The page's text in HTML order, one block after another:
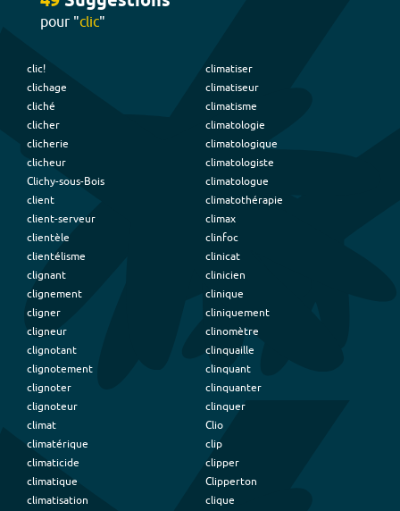
pour "clic"
clic!
clichage
cliché
clicher
clicherie
clicheur
Clichy-sous-Bois
client
client-serveur
clientèle
clientélisme
clignant
clignement
cligner
cligneur
clignotant
clignotement
clignoter
clignoteur
climat
climatérique
climaticide
climatique
climatisation
climatiser
climatiseur
climatisme
climatologie
climatologique
climatologiste
climatologue
climatothérapie
climax
clinfoc
clinicat
clinicien
clinique
cliniquement
clinomètre
clinquaille
clinquant
clinquanter
clinquer
Clio
clip
clipper
Clipperton
clique